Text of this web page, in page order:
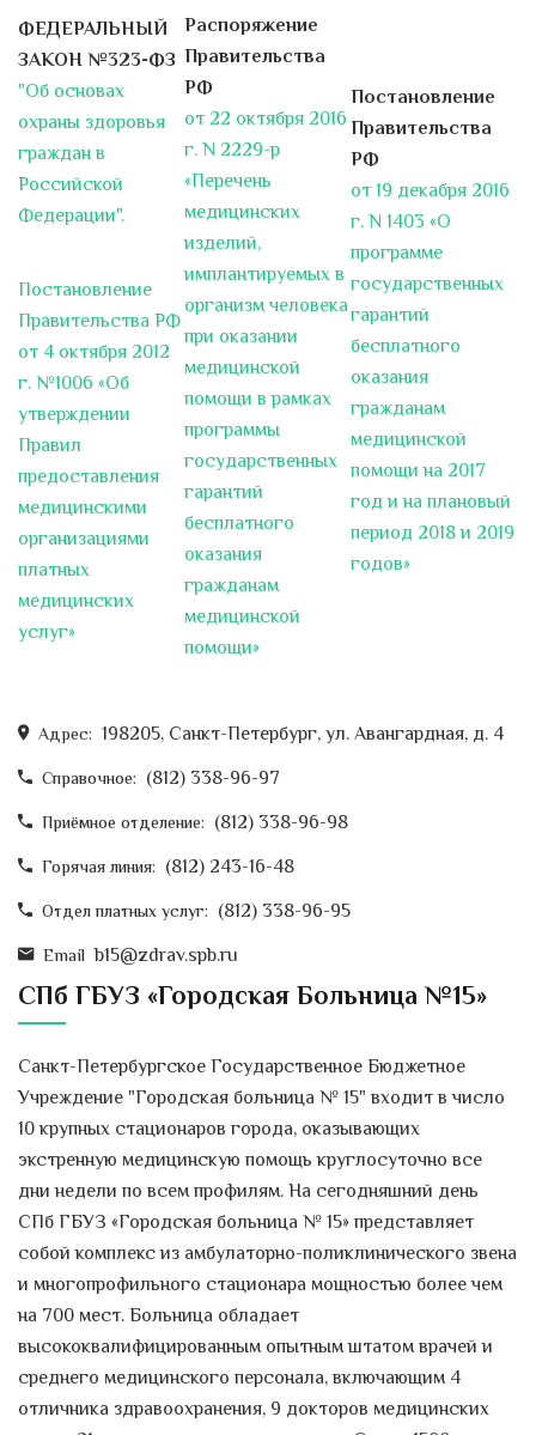
1 декабря – всемирный день
борьбы со СПИДом. Ответы на
самые актуальные вопросы!
ВИЧ и СПИД – что это?ВИЧ-
инфекция – это неизлечимое
инфекционное заболевание,
вызываемое
Андрей Новицкий: «Мы
объявили войну смертности»
В марте этого года коллективу
городской больницы № 15
представили...
Наши поздравления
заместителю главного врача по
хирургии Сингаевскому Андрею
Борисовичу
Заместитель главного врача по
хирургии СПб ГБУЗ "Городская
больница...
ТСК "Петербургские спасатели".
Международный день отказа
от курения
О Международном дне отказа от
куренияЭтот день приходится на
каждый третий четверг...
Всемирный день борьбы с
диабетом
диабетомбыл учрежден
Фестиваль здоровья и
скандинавской ходьбы «Ходи,
Петербург!»
ВНИМАНИЕ! 14 ноября 2018 года в
11.00 в ЦПКиО им. С.М. Кирова ...
29 октября — Всемирный день
борьбы с инсультом
В Городской больнице №15 работает
Школа инсульта(для пациентов с
сердечно-сосудистыми...
Новое оборудование
ФЕДЕРАЛЬНЫЙ
ЗАКОН №323-ФЗ
"Об основах
охраны здоровья
граждан в
Российской
Федерации".
Постановление
Правительства РФ
от 4 октября 2012
г. №1006 «Об
утверждении
Правил
предоставления
медицинскими
организациями
платных
медицинских
услуг»
Распоряжение
Правительства
РФ
от 22 октября 2016
г. N 2229-р
«Перечень
медицинских
изделий,
имплантируемых в
организм человека
при оказании
медицинской
помощи в рамках
программы
государственных
гарантий
бесплатного
оказания
гражданам
медицинской
помощи»
Постановление
Правительства
РФ
от 19 декабря 2016
г. N 1403 «О
программе
государственных
гарантий
бесплатного
оказания
гражданам
медицинской
помощи на 2017
год и на плановый
период 2018 и 2019
годов»
Адрес: 198205, Санкт-Петербург, ул. Авангардная, д. 4
Справочное: (812) 338-96-97
Приёмное отделение: (812) 338-96-98
Горячая линия: (812) 243-16-48
Отдел платных услуг: (812) 338-96-95
Email b15@zdrav.spb.ru
СПб ГБУЗ «Городская Больница №15»
Санкт-Петербургское Государственное Бюджетное
Учреждение "Городская больница № 15" входит в число
10 крупных стационаров города, оказывающих
экстренную медицинскую помощь круглосуточно все
дни недели по всем профилям. На сегодняшний день
СПб ГБУЗ «Городская больница № 15» представляет
собой комплекс из амбулаторно-поликлинического звена
и многопрофильного стационара мощностью более чем
на 700 мест. Больница обладает
высококвалифицированным опытным штатом врачей и
среднего медицинского персонала, включающим 4
отличника здравоохранения, 9 докторов медицинских